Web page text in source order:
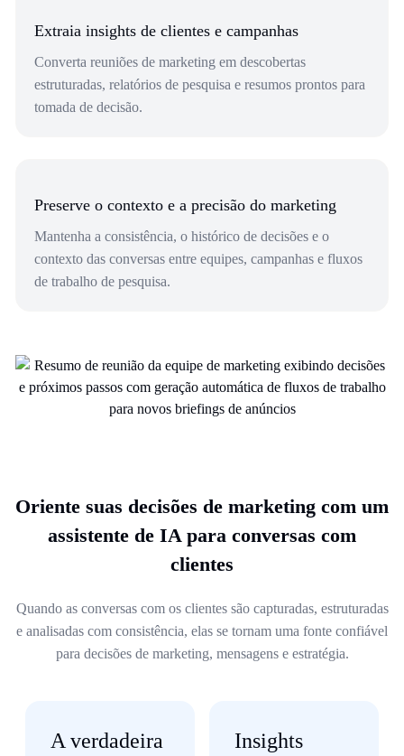
Extraia insights de clientes e campanhas
Converta reuniões de marketing em descobertas
estruturadas, relatórios de pesquisa e resumos prontos para
tomada de decisão.
Preserve o contexto e a precisão do marketing
Mantenha a consistência, o histórico de decisões e o
contexto das conversas entre equipes, campanhas e fluxos
de trabalho de pesquisa.
Oriente suas decisões de marketing com um
assistente de IA para conversas com
clientes
Quando as conversas com os clientes são capturadas, estruturadas
e analisadas com consistência, elas se tornam uma fonte confiável
para decisões de marketing, mensagens e estratégia.
A verdadeira
Insights